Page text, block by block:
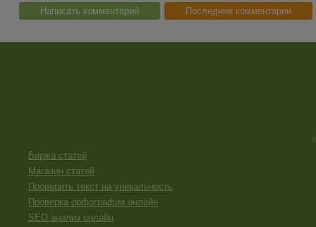
Написать комментарий Последние комментарии
Биржа статей
Магазин статей
Проверить текст на уникальность
Проверка орфографии онлайн
SEO анализ онлайн